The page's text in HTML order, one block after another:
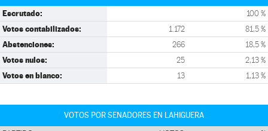
Escrutado: 100 %
Votos contabilizados: 1.172 81,5 %
Abstenciones: 266 18,5 %
Votos nulos: 25 2,13 %
Votos en blanco: 13 1,13 %
VOTOS POR SENADORES EN LAHIGUERA